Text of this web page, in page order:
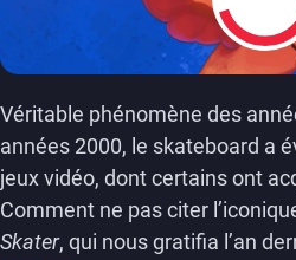
7
Véritable phénomène des
années 2000, le skateboard a
jeux vidéo, dont certains ont
Comment ne pas citer
Skater, qui nous gratifia l’an